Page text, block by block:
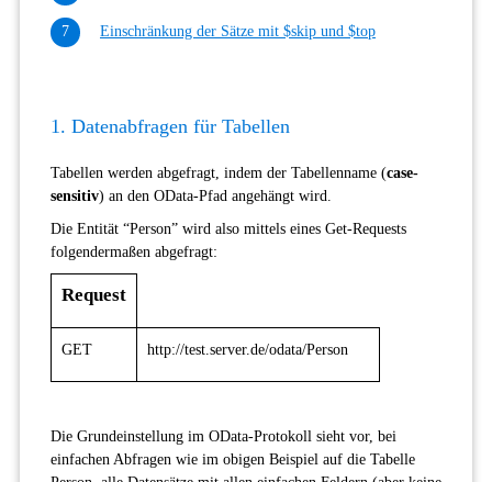
Einschränkung der Sätze mit $skip und $top
1. Datenabfragen für Tabellen
Tabellen werden abgefragt, indem der Tabellenname (case-
sensitiv) an den OData-Pfad angehängt wird.
Die Entität “Person” wird also mittels eines Get-Requests
folgendermaßen abgefragt:
Request
GET http://test.server.de/odata/Person
Die Grundeinstellung im OData-Protokoll sieht vor, bei
einfachen Abfragen wie im obigen Beispiel auf die Tabelle